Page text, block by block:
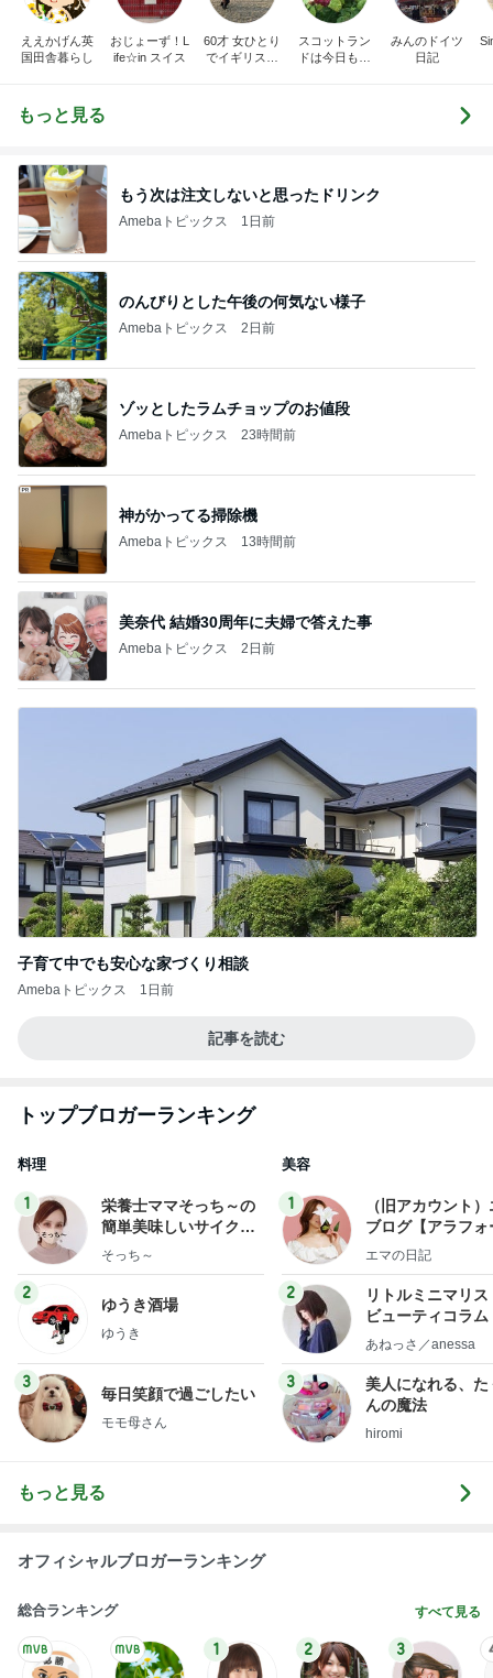
ええかげん英
国田舎暮らし
おじょーず！L
ife☆in スイス
60才 女ひとり
でイギリスに
スコットラン
ドは今日も曇
みんのドイツ
日記
もっと見る
もう次は注文しないと思ったドリンク
Amebaトピックス 1日前
のんびりとした午後の何気ない様子
Amebaトピックス 2日前
ゾッとしたラムチョップのお値段
Amebaトピックス 23時間前
神がかってる掃除機
Amebaトピックス 13時間前
美奈代 結婚30周年に夫婦で答えた事
Amebaトピックス 2日前
子育て中でも安心な家づくり相談
Amebaトピックス 1日前
記事を読む
トップブロガーランキング
料理
1
栄養士ママそっち～の
簡単美味しいサイクル
献立
そっち～
2
ゆうき酒場
ゆうき
3
毎日笑顔で過ごしたい
モモ母さん
美容
1
（旧アカウント
ブログ【アラフォ
社売却セカンドラ
エマの日記
2
リトルミニマリス
ビューティコラ
little
あねっさ／anessa
3
美人になれる、た
んの魔法
hiromi
もっと見る
オフィシャルブロガーランキング
総合ランキング すべて見る
1 2 3